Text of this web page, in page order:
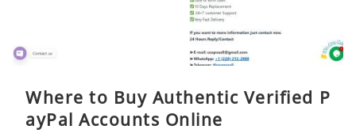
Where to Buy Authentic Verified P
ayPal Accounts Online